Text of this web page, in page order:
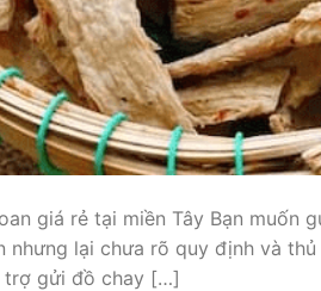
giá rẻ tại miền Tây Bạn muốn
nhưng lại chưa rõ quy định và
trợ gửi đồ chay […]